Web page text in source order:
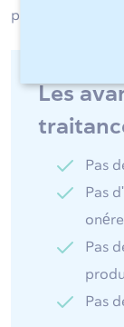
processus de
Les
Pas
Pas
Pas
Pas